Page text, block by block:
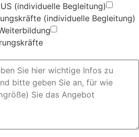
(individuelle Begleitung)
(individuelle Begleitung)